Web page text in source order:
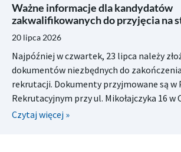
Ważne informacje dla kandydatów
zakwalifikowanych do przyjęcia na
20 lipca 2026
Najpóźniej w czwartek, 23 lipca należy
dokumentów niezbędnych do
rekrutacji. Dokumenty przyjmowane są w
Rekrutacyjnym przy ul. Mikołajczyka 16 w
Czytaj więcej »